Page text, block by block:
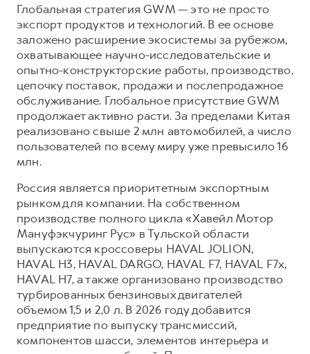
Глобальная стратегия GWM — это не просто
экспорт продуктов и технологий. В ее основе
заложено расширение экосистемы за рубежом,
охватывающее научно-исследовательские и
опытно-конструкторские работы, производство,
цепочку поставок, продажи и послепродажное
обслуживание. Глобальное присутствие GWM
продолжает активно расти. За пределами Китая
реализовано свыше 2 млн автомобилей, а число
пользователей по всему миру уже превысило 16
млн.
Россия является приоритетным экспортным
рынком для компании. На собственном
производстве полного цикла «Хавейл Мотор
Мануфэкчуринг Рус» в Тульской области
выпускаются кроссоверы HAVAL JOLION,
HAVAL H3, HAVAL DARGO, HAVAL F7, HAVAL F7x,
HAVAL H7, а также организовано производство
турбированных бензиновых двигателей
объемом 1,5 и 2,0 л. В 2026 году добавится
предприятие по выпуску трансмиссий,
компонентов шасси, элементов интерьера и